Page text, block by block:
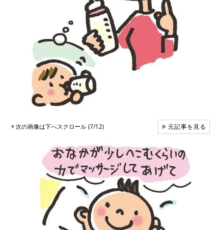
▼次の画像は下へスクロール (7/12) ▶元記事を見る